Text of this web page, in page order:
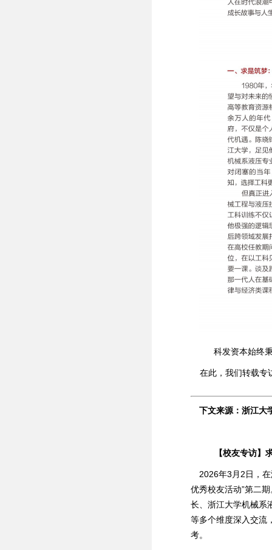
科发资本始终
在此，我们转载专
下文来源：浙江大
【校友专访
2026年3月2日，
优秀校友活动”第二
长、浙江大学机械系
等多个维度深入交流
考。